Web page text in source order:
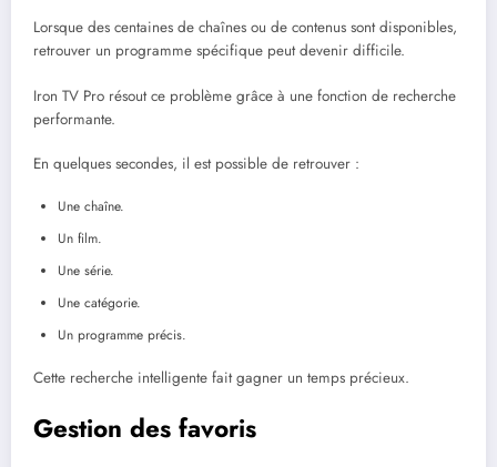
Lorsque des centaines de chaînes ou de contenus sont disponibles,
retrouver un programme spécifique peut devenir difficile.
Iron TV Pro résout ce problème grâce à une fonction de recherche
performante.
En quelques secondes, il est possible de retrouver :
Une chaîne.
Un film.
Une série.
Une catégorie.
Un programme précis.
Cette recherche intelligente fait gagner un temps précieux.
Gestion des favoris